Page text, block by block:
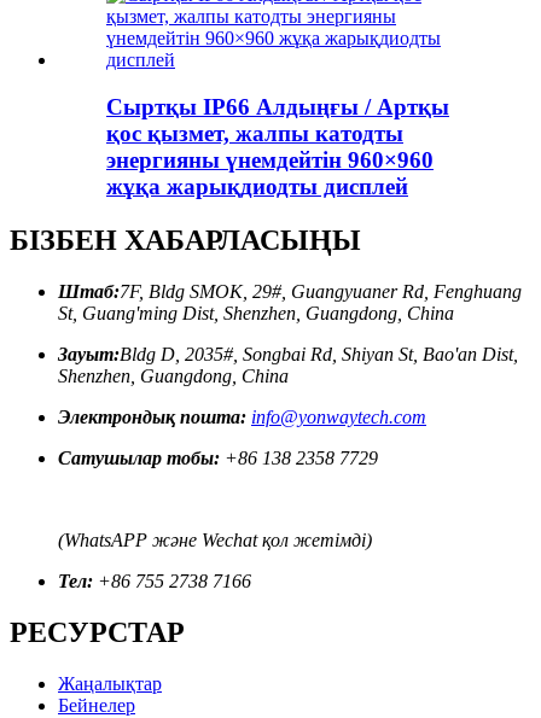
Сыртқы IP66 Алдыңғы / Артқы
қос қызмет, жалпы катодты
энергияны үнемдейтін 960×960
жұқа жарықдиодты дисплей
БІЗБЕН ХАБАРЛАСЫҢЫ
Штаб:7F, Bldg SMOK, 29#, Guangyuaner Rd, Fenghuang
St, Guang'ming Dist, Shenzhen, Guangdong, China
Зауыт:Bldg D, 2035#, Songbai Rd, Shiyan St, Bao'an Dist,
Shenzhen, Guangdong, China
Электрондық пошта: info@yonwaytech.com
Сатушылар тобы: +86 138 2358 7729
(WhatsAPP және Wechat қол жетімді)
Тел: +86 755 2738 7166
РЕСУРСТАР
Жаңалықтар
Бейнелер